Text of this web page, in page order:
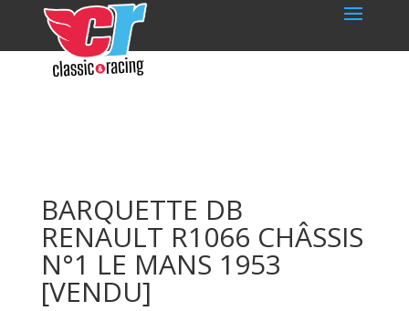
BARQUETTE DB
RENAULT R1066 CHÂSSIS
N°1 LE MANS 1953
[VENDU]